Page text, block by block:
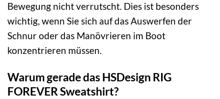
Bewegung nicht verrutscht. Dies ist besonders
wichtig, wenn Sie sich auf das Auswerfen der
Schnur oder das Manövrieren im Boot
konzentrieren müssen.
Warum gerade das HSDesign RIG
FOREVER Sweatshirt?